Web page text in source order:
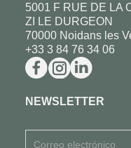
5001 F RUE DE LA
ZI LE DURGEON
70000 Noidans les
+33 3 84 76 34 06
NEWSLETTER